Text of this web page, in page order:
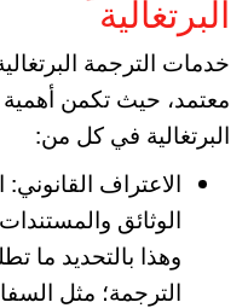
البرتغالية
خدمات الترجمة
معتمد، حيث تكمن أهمية
البرتغالية في كل من:
الاعتراف
الوثائق
وهذا بالتحديد ما
الترجمة؛ مثل